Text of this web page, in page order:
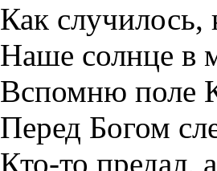
Как случилось,
Наше солнце в
Вспомню поле
Перед Богом
Кто-то предал,